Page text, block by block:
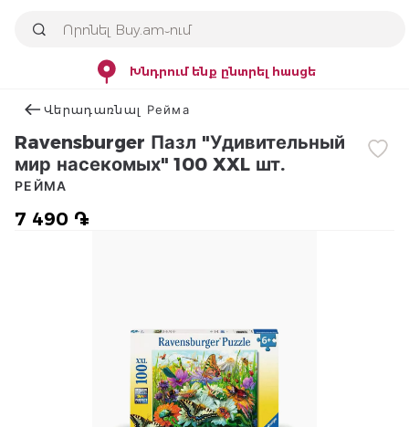
Խնդրում ենք ընտրել հասցե
Վերադառնալ Рейма
Ravensburger Пазл "Удивительный
мир насекомых" 100 XXL шт.
7 490 ֏
РЕЙМА